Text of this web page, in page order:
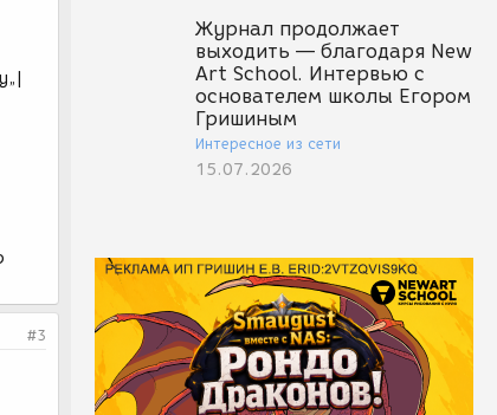
Журнал продолжает
выходить — благодаря New
Art School. Интервью с
основателем школы Егором
Гришиным
Интересное из сети
15.07.2026
#3